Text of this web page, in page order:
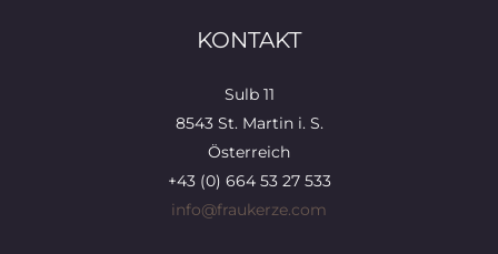
KONTAKT
Sulb 11
8543 St. Martin i. S.
Österreich
+43 (0) 664 53 27 533
info@fraukerze.com